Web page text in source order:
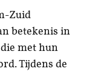
Zuid
betekenis in
met hun
Tijdens de